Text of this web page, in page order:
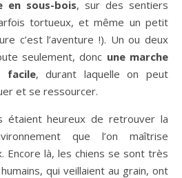
en sous-bois, sur des sentiers
tortueux, et même un petit
c’est l’aventure !). Un ou deux
seulement, donc une marche
facile, durant laquelle on peut
et se ressourcer.
étaient heureux de retrouver la
que l’on maîtrise
Encore là, les chiens se sont très
qui veillaient au grain, ont